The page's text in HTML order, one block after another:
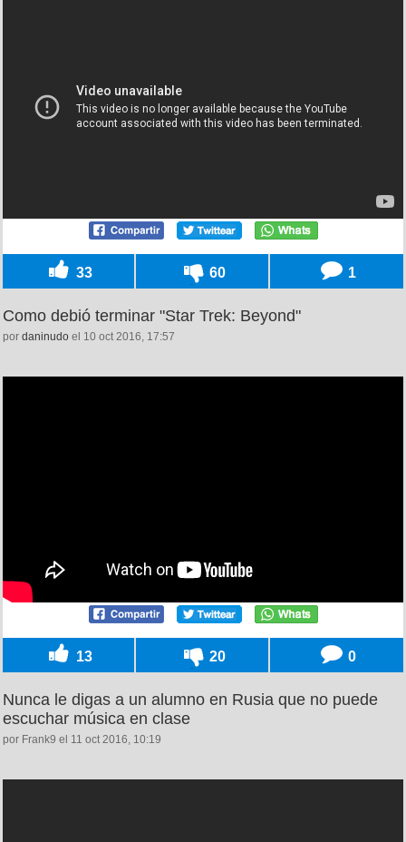
33 60 1
Como debió terminar "Star Trek: Beyond"
por daninudo el 10 oct 2016, 17:57
13 20 0
Nunca le digas a un alumno en Rusia que no puede
escuchar música en clase
por Frank9 el 11 oct 2016, 10:19